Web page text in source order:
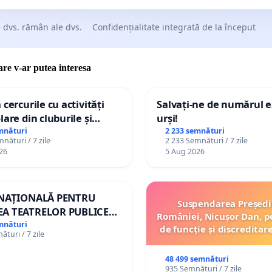
mecanică împotriva dispersiei aerosolilor toxici și
bio-stabilizator care limitează mobilitatea poluanților în
reducere a suprafeței forestiere prin tăieri
populației la substanțe cu potențial carcinogen,
pădurea într-un element indispensabil al
de sănătate.
efectuate în zona Baia Mare au documentat
legătura dintre poluarea istorică și starea de
a populației. Deși este dificil să izolezi o singură
(haldele de steril) de ansamblul poluării miniere
uzine, emisiile de la furnale), studiile au arătat
dvs. rămân ale dvs. Confidențialitate integrată de la început
v-ar putea interesa
cercurile cu activități
din cluburile și
/ 7 zile
Salvați-ne de numărul
urși!
2 233 semnături
2 233 Semnături / 7 zile
5 Aug 2026
PENTRU
TEATRELOR PUBLICE
DIN ROMÂNIA
/ 7 zile
Suspendarea
României, Nicușor Dan,
de funcție și
48 499 semnături
935 Semnături / 7 zile